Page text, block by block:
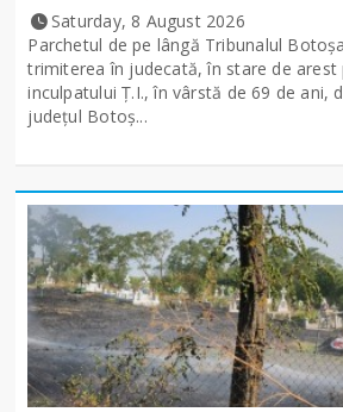
Saturday, 8 August 2026
Parchetul de pe lângă Tribunalul
trimiterea în judecată, în stare de arest
inculpatului Ț.I., în vârstă de 69 de ani,
județul Botoș...